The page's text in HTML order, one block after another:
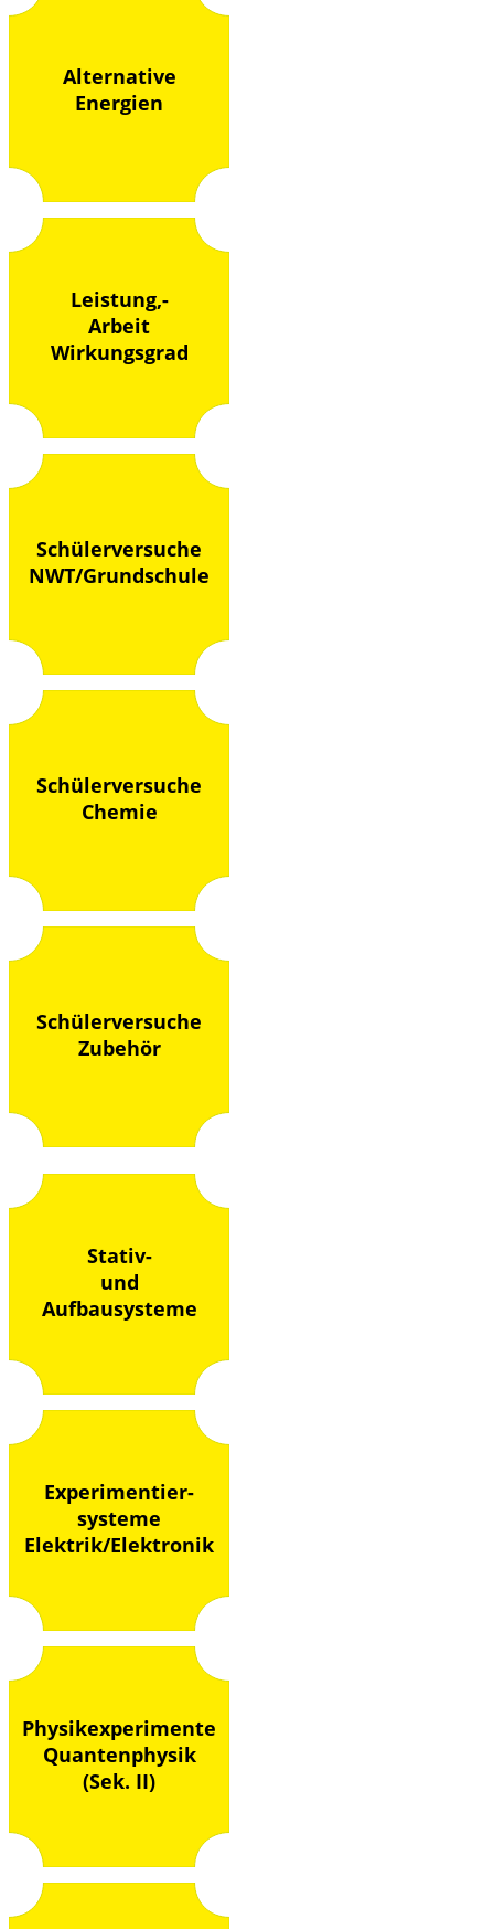
Alternative
Energien
Leistung,-
Arbeit
Wirkungsgrad
Schülerversuche
NWT/Grundschule
Schülerversuche
Chemie
Schülerversuche
Zubehör
Stativ-
und
Aufbausysteme
Experimentier-
systeme
Elektrik/Elektronik
Physikexperimente
Quantenphysik
(Sek. II)